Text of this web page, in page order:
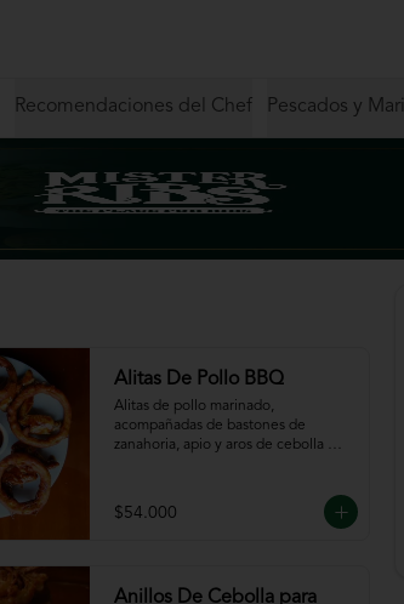
Recomendaciones del Chef Pescados y
Alitas De Pollo BBQ
Alitas de pollo marinado,
acompañadas de bastones de
zanahoria, apio y aros de cebolla
$54.000
Anillos De Cebolla para